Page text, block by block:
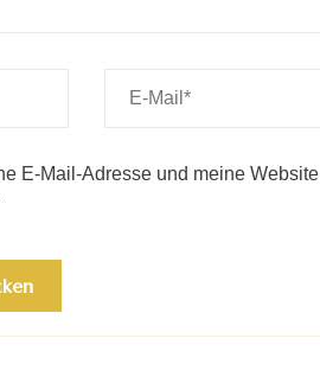
E-Mail-Adresse und meine